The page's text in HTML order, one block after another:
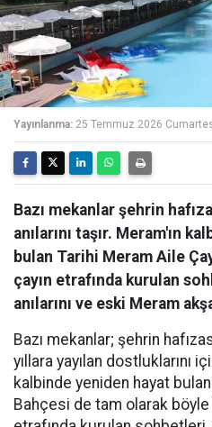
Yayınlanma: 25 Temmuz 2026
Bazı mekanlar şehrin
anılarını taşır. Meram'ın
bulan Tarihi Meram Aile
çayın etrafında kurulan
anılarını ve eski Meram
Bazı mekanlar; şehrin
yıllara yayılan dostluklarını
kalbinde yeniden hayat
Bahçesi de tam olarak böyle